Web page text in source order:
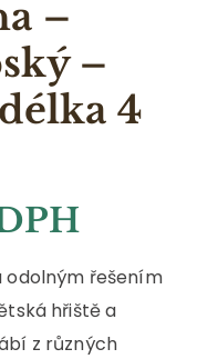
–
–
4
odolným řešením
hřiště a
z různých